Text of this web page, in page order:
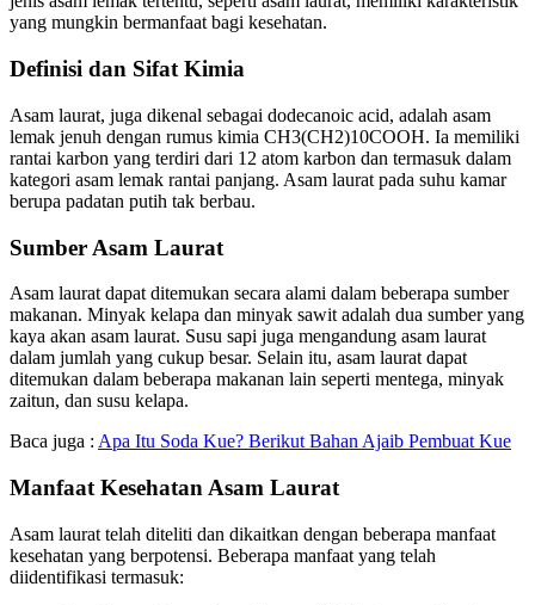
yang mungkin bermanfaat bagi kesehatan.
Definisi dan Sifat Kimia
Asam laurat, juga dikenal sebagai dodecanoic acid, adalah asam
lemak jenuh dengan rumus kimia CH3(CH2)10COOH. Ia memiliki
rantai karbon yang terdiri dari 12 atom karbon dan termasuk dalam
kategori asam lemak rantai panjang. Asam laurat pada suhu kamar
berupa padatan putih tak berbau.
Sumber Asam Laurat
Asam laurat dapat ditemukan secara alami dalam beberapa sumber
makanan. Minyak kelapa dan minyak sawit adalah dua sumber yang
kaya akan asam laurat. Susu sapi juga mengandung asam laurat
dalam jumlah yang cukup besar. Selain itu, asam laurat dapat
ditemukan dalam beberapa makanan lain seperti mentega, minyak
zaitun, dan susu kelapa.
Baca juga : Apa Itu Soda Kue? Berikut Bahan Ajaib Pembuat Kue
Manfaat Kesehatan Asam Laurat
Asam laurat telah diteliti dan dikaitkan dengan beberapa manfaat
kesehatan yang berpotensi. Beberapa manfaat yang telah
diidentifikasi termasuk: